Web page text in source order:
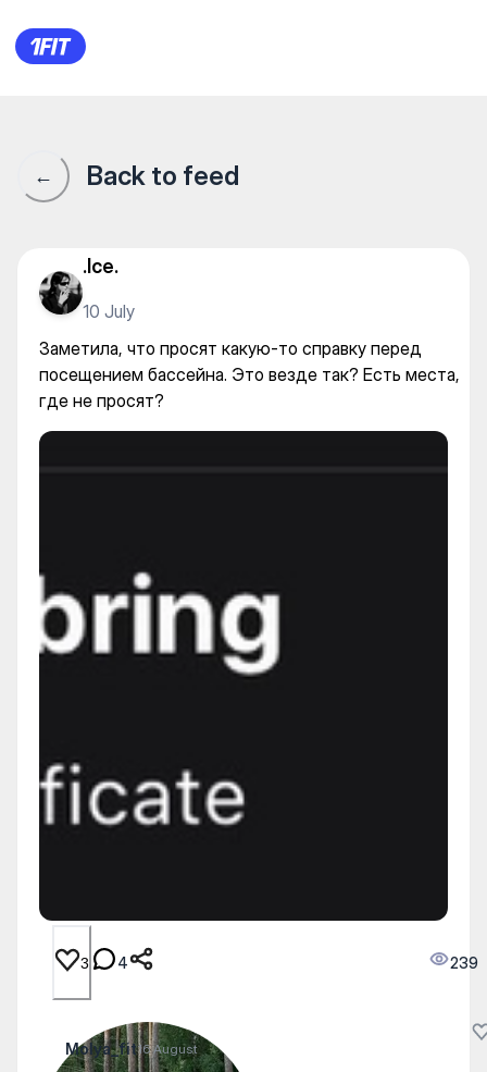
Заметила, что просят
← Back to feed
.Ice.
10 July
Заметила, что просят какую-то справку перед
посещением бассейна. Это везде так? Есть места,
где не просят?
3 4 239
Molya_fit16 August